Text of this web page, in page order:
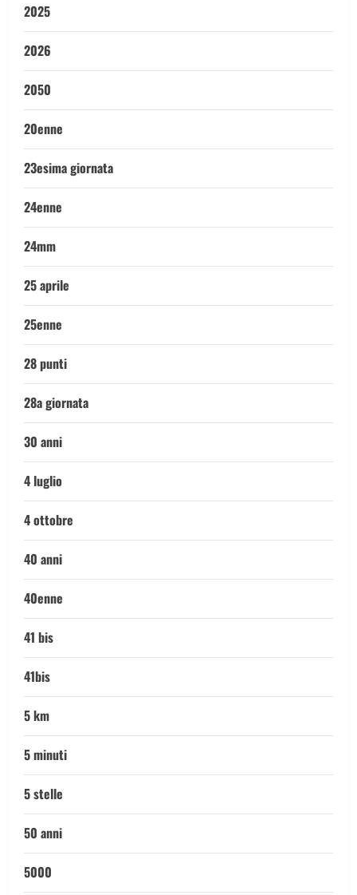
2025
2026
2050
20enne
23esima giornata
24enne
24mm
25 aprile
25enne
28 punti
28a giornata
30 anni
4 luglio
4 ottobre
40 anni
40enne
41 bis
41bis
5 km
5 minuti
5 stelle
50 anni
5000